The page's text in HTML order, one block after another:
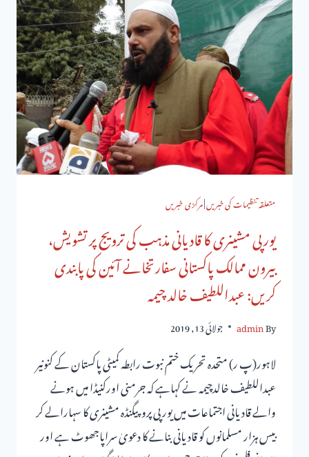
متعلقہ تنظیمات کی خبریں|مرکزی خبریں
یورپی مشینری کا قادیانی مذہب کی ترویج پر تشویش،
بیرون ممالک پاکستانی سفارتخانے آئین کی پابندی
کریں: عبداللطیف خالد چیمہ
By
admin جولائی 13, 2019
لاہور(پ ر) متحدہ تحریک ختم نبوت رابطہ کمیٹی پاکستان کے کنونیر
عبداللطیف خالدچیمہ نے کہاہے کہ جرمنی اورکنیڈا میں ہونے
والے قادیانی اجتماعات میں یورپی پروپیگنڈہ مشینری کا سہارالے کر
بیس ہزار مسلمانوں کو قادیانی بنانے کا دعویٰ سراپاجھوٹ ہے اور